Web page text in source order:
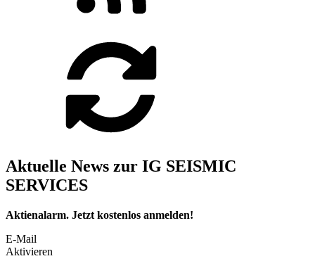
Aktuelle News zur IG SEISMIC
SERVICES
Aktienalarm. Jetzt kostenlos anmelden!
E-Mail
Aktivieren